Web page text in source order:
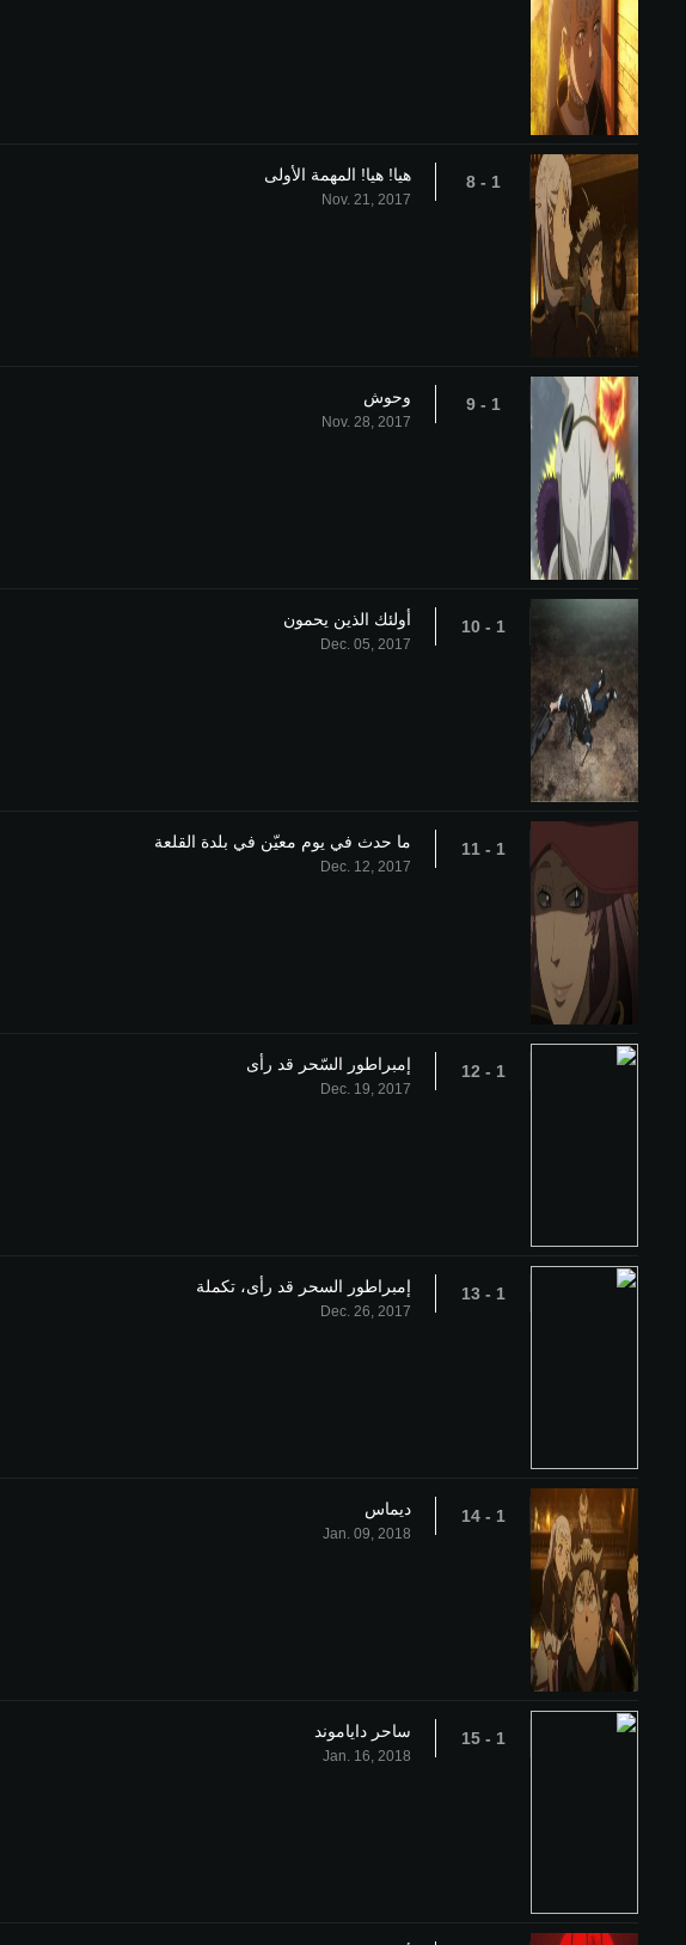
1 - 8 هيا! هيا! المهمة الأولى
Nov. 21, 2017
1 - 9 وحوش
Nov. 28, 2017
1 - 10 أولئك الذين يحمون
Dec. 05, 2017
1 - 11 ما حدث في يوم معيّن في بلدة القلعة
Dec. 12, 2017
1 - 12 إمبراطور السّحر قد رأى
Dec. 19, 2017
1 - 13 إمبراطور السحر قد رأى، تكملة
Dec. 26, 2017
1 - 14 ديماس
Jan. 09, 2018
1 - 15 ساحر داياموند
Jan. 16, 2018